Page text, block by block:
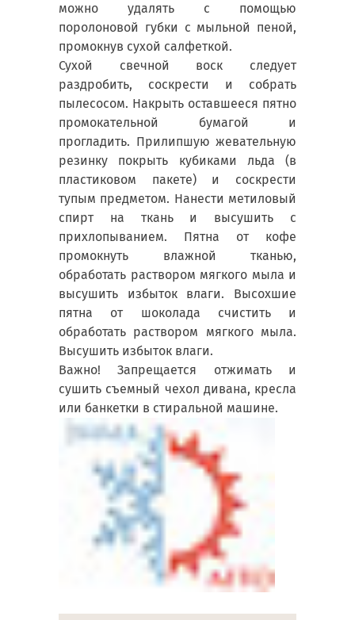
можно удалять с помощью
поролоновой губки с мыльной пеной,
промокнув сухой салфеткой.
Сухой свечной воск следует
раздробить, соскрести и собрать
пылесосом. Накрыть оставшееся пятно
промокательной бумагой и
прогладить. Прилипшую жевательную
резинку покрыть кубиками льда (в
пластиковом пакете) и соскрести
тупым предметом. Нанести метиловый
спирт на ткань и высушить с
прихлопыванием. Пятна от кофе
промокнуть влажной тканью,
обработать раствором мягкого мыла и
высушить избыток влаги. Высохшие
пятна от шоколада счистить и
обработать раствором мягкого мыла.
Высушить избыток влаги.
Важно! Запрещается отжимать и
сушить съемный чехол дивана, кресла
или банкетки в стиральной машине.